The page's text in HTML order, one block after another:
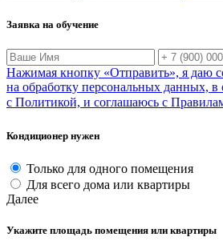
Заявка на обучение
Нажимая кнопку «Отправить», я даю
на обработку персональных данных, в
с Политикой, и соглашаюсь с
Кондиционер нужен
Только для одного помещения
Для всего дома или квартиры
Далее
Укажите площадь помещения или квартиры